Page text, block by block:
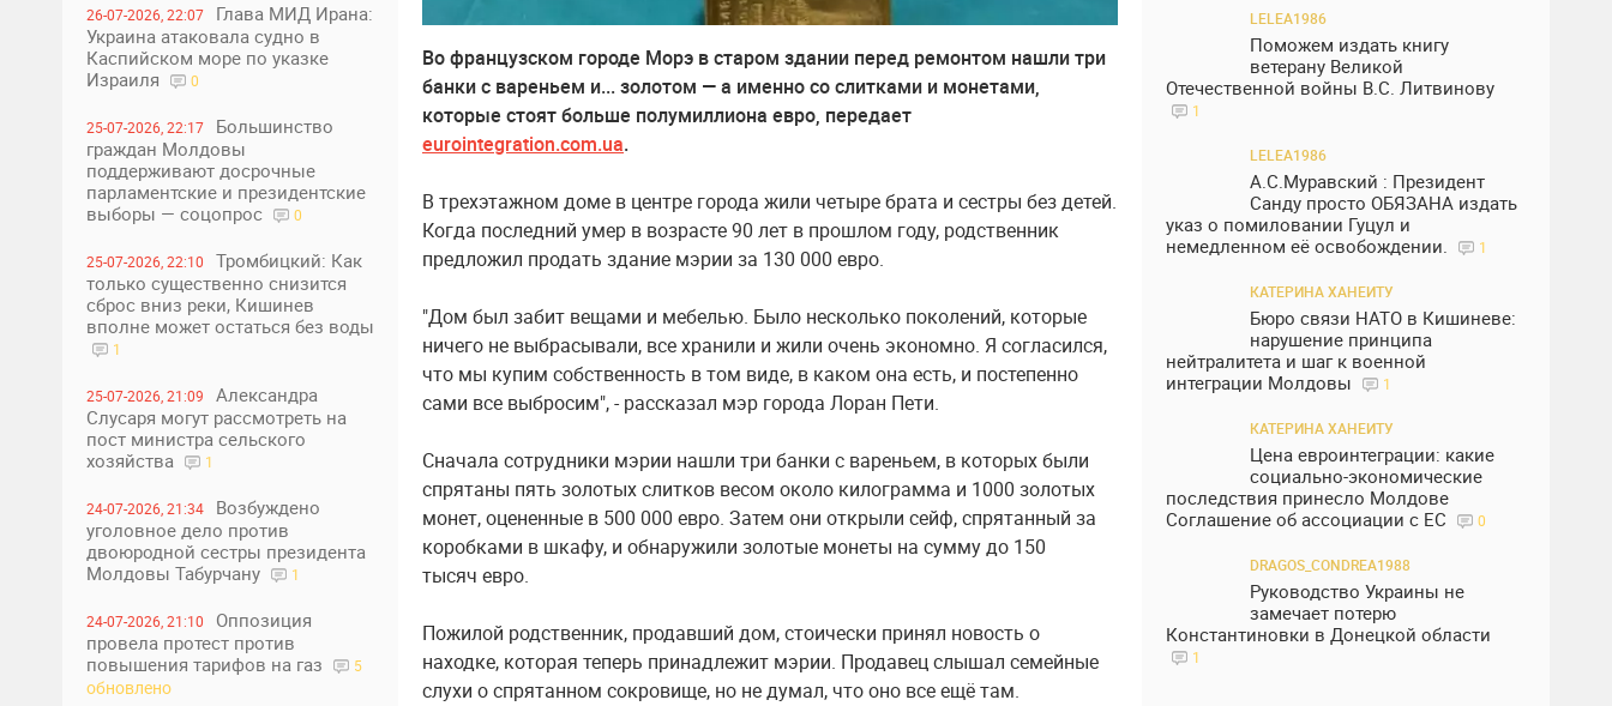
26-07-2026, 22:07
Глава МИД Ирана:
Украина атаковала судно в
Каспийском море по указке
Израиля
0
25-07-2026, 22:17
Большинство
граждан Молдовы
поддерживают досрочные
парламентские и президентские
выборы — соцопрос
0
25-07-2026, 22:10
Тромбицкий: Как
только существенно снизится
сброс вниз реки, Кишинев
вполне может остаться без воды
1
25-07-2026, 21:09
Александра
Слусаря могут рассмотреть на
пост министра сельского
хозяйства
1
24-07-2026, 21:34
Возбуждено
уголовное дело против
двоюродной сестры президента
Молдовы Табурчану
1
24-07-2026, 21:10
Оппозиция
провела протест против
повышения тарифов на газ
5
обновлено
Во французском городе Морэ в старом здании перед ремонтом нашли три
банки с вареньем и... золотом — а именно со слитками и монетами,
которые стоят больше полумиллиона евро, передает
eurointegration.com.ua.
В трехэтажном доме в центре города жили четыре брата и сестры без детей.
Когда последний умер в возрасте 90 лет в прошлом году, родственник
предложил продать здание мэрии за 130 000 евро.
"Дом был забит вещами и мебелью. Было несколько поколений, которые
ничего не выбрасывали, все хранили и жили очень экономно. Я согласился,
что мы купим собственность в том виде, в каком она есть, и постепенно
сами все выбросим", - рассказал мэр города Лоран Пети.
Сначала сотрудники мэрии нашли три банки с вареньем, в которых были
спрятаны пять золотых слитков весом около килограмма и 1000 золотых
монет, оцененные в 500 000 евро. Затем они открыли сейф, спрятанный за
коробками в шкафу, и обнаружили золотые монеты на сумму до 150
тысяч евро.
Пожилой родственник, продавший дом, стоически принял новость о
находке, которая теперь принадлежит мэрии. Продавец слышал семейные
слухи о спрятанном сокровище, но не думал, что оно все ещё там.
LELEA1986
Поможем издать книгу
ветерану Великой
Отечественной войны В.С. Литвинову
1
LELEA1986
А.С.Муравский : Президент
Санду просто ОБЯЗАНА издать
указ о помиловании Гуцул и
немедленном её освобождении.
1
КАТЕРИНА ХАНЕИТУ
Бюро связи НАТО в Кишиневе:
нарушение принципа
нейтралитета и шаг к военной
интеграции Молдовы
1
КАТЕРИНА ХАНЕИТУ
Цена евроинтеграции: какие
социально-экономические
последствия принесло Молдове
Соглашение об ассоциации с ЕС
0
DRAGOS_CONDREA1988
Руководство Украины не
замечает потерю
Константиновки в Донецкой области
1